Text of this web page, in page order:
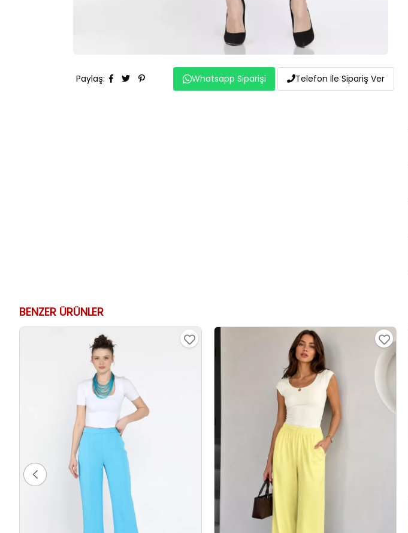
Paylaş: Whatsapp Siparişi Telefon İle Sipariş Ver